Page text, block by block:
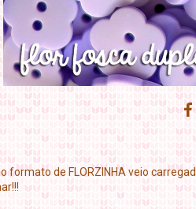
formato de FLORZINHA veio